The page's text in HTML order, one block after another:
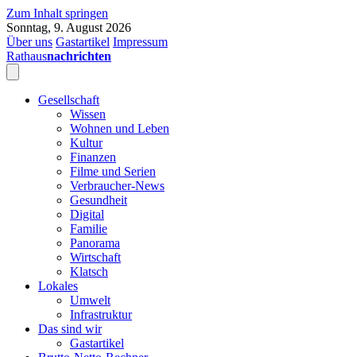
Zum Inhalt springen
Sonntag, 9. August 2026
Über uns Gastartikel Impressum
Rathausnachrichten
Gesellschaft
Wissen
Wohnen und Leben
Kultur
Finanzen
Filme und Serien
Verbraucher-News
Gesundheit
Digital
Familie
Panorama
Wirtschaft
Klatsch
Lokales
Umwelt
Infrastruktur
Das sind wir
Gastartikel